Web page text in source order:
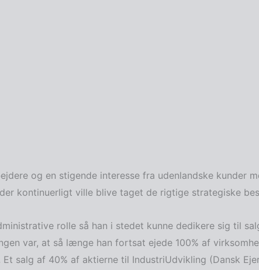
og en stigende interesse fra udenlandske kunder
kontinuerligt ville blive taget de rigtige strategiske
rolle så han i stedet kunne dedikere sig til
var, at så længe han fortsat ejede 100% af
salg af 40% af aktierne til IndustriUdvikling (Dansk